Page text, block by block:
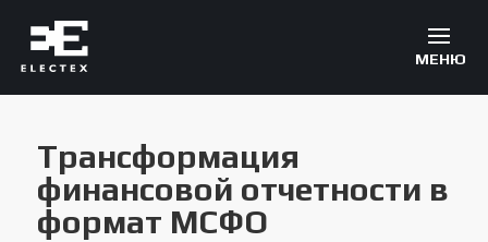
Трансформация
финансовой отчетности в
формат МСФО